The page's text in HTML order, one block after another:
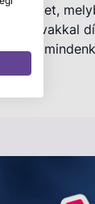
készlet,
szavakkal